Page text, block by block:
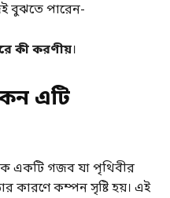
বুঝতে পারেন-
কী করণীয়।
এটি
একটি গজব যা পৃথিবীর
কারণে কম্পন সৃষ্টি হয়। এই